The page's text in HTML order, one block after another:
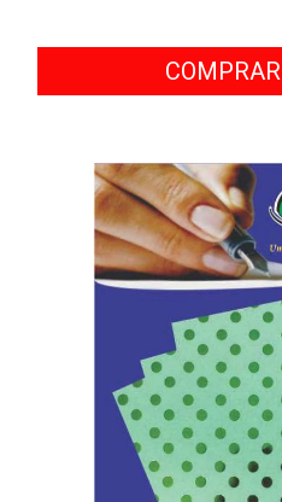
COMPRAR